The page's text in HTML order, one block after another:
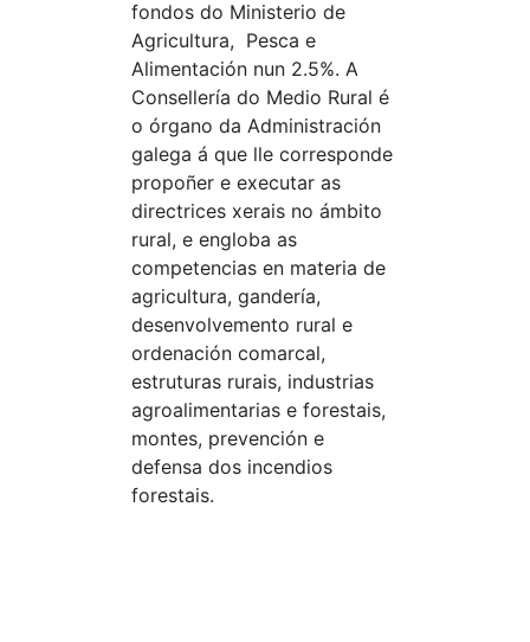
fondos do Ministerio de
Agricultura, Pesca e
Alimentación nun 2.5%. A
Consellería do Medio Rural é
o órgano da Administración
galega á que lle corresponde
propoñer e executar as
directrices xerais no ámbito
rural, e engloba as
competencias en materia de
agricultura, gandería,
desenvolvemento rural e
ordenación comarcal,
estruturas rurais, industrias
agroalimentarias e forestais,
montes, prevención e
defensa dos incendios
forestais.